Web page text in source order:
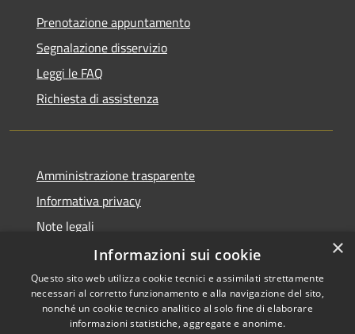
Prenotazione appuntamento
Segnalazione disservizio
Leggi le FAQ
Richiesta di assistenza
Amministrazione trasparente
Informativa privacy
Note legali
Dichiarazione di accessibilità
×
Informazioni sui cookie
Questo sito web utilizza cookie tecnici e assimilati strettamente
necessari al corretto funzionamento e alla navigazione del sito,
nonché un cookie tecnico analitico al solo fine di elaborare
informazioni statistiche, aggregate e anonime.